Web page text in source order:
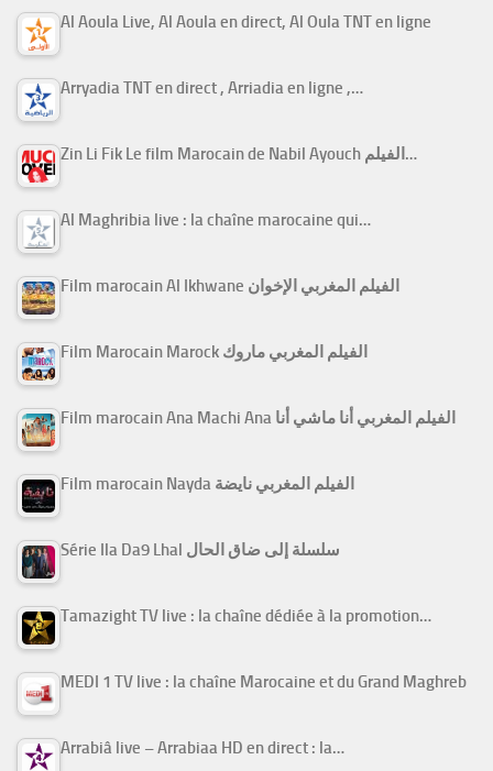
Al Aoula Live, Al Aoula en direct, Al Oula TNT en ligne
Arryadia TNT en direct , Arriadia en ligne ,…
Zin Li Fik Le film Marocain de Nabil Ayouch الفيلم…
Al Maghribia live : la chaîne marocaine qui…
Film marocain Al Ikhwane الفيلم المغربي الإخوان
Film Marocain Marock الفيلم المغربي ماروك
Film marocain Ana Machi Ana الفيلم المغربي أنا ماشي أنا
Film marocain Nayda الفيلم المغربي نايضة
Série Ila Da9 Lhal سلسلة إلى ضاق الحال
Tamazight TV live : la chaîne dédiée à la promotion…
MEDI 1 TV live : la chaîne Marocaine et du Grand Maghreb
Arrabiâ live – Arrabiaa HD en direct : la…